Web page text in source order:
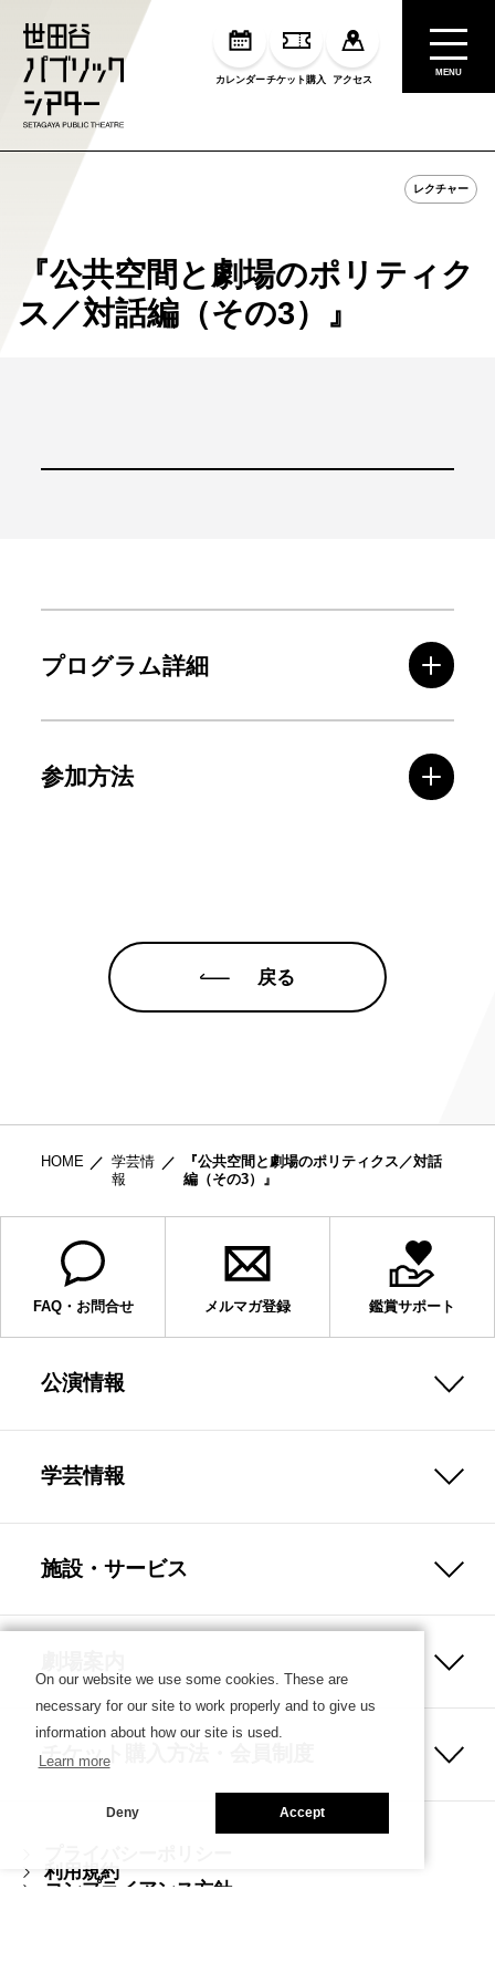
カレンダーチケット購入 アクセス
MENU
レクチャー
『公共空間と劇場のポリティク
ス／対話編（その3）』
プログラム詳細
参加方法
戻る
HOME
学芸情
報
『公共空間と劇場のポリティクス／対話
編（その3）』
FAQ・お問合せ メルマガ登録 鑑賞サポート
公演情報
学芸情報
施設・サービス
チケット購入方法・会員制度
利用規約
コンプライアンス方針
On our website we use some cookies. These are
necessary for our site to work properly and to give us
information about how our site is used.
Learn more
Deny Accept